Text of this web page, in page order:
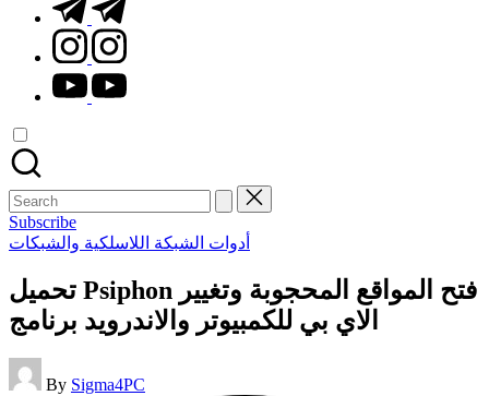
instagram.com
youtube.com
Search
for:
Subscribe
Posted
أدوات الشبكة اللاسلكية والشبكات
تحميل Psiphon فتح المواقع المحجوبة وتغيير
الاي بي للكمبيوتر والاندرويد برنامج
Posted
by
By Sigma4PC